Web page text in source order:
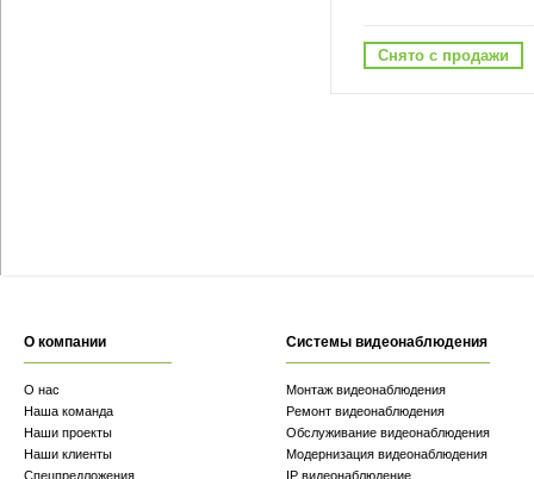
Снято с продажи
О компании
О нас
Наша команда
Наши проекты
Наши клиенты
Спецпредложения
Системы видеонаблюдения
Монтаж видеонаблюдения
Ремонт видеонаблюдения
Обслуживание видеонаблюдения
Модернизация видеонаблюдения
IP видеонаблюдение